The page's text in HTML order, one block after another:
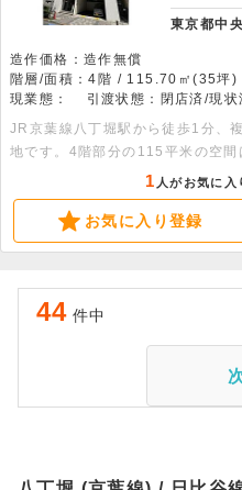
東京都中
造作価格：造作無償
階層/面積：4階 / 115.70㎡(35坪)
現業態：
引渡状態：閉店済/現状
JR京葉線八丁堀駅から徒歩1分、
地です。4階部分の115平米の空
可能。設備も充実しており、落ち
問い合わせをお待ちしております
1 人がお気に
お気に入り登録
44 件中